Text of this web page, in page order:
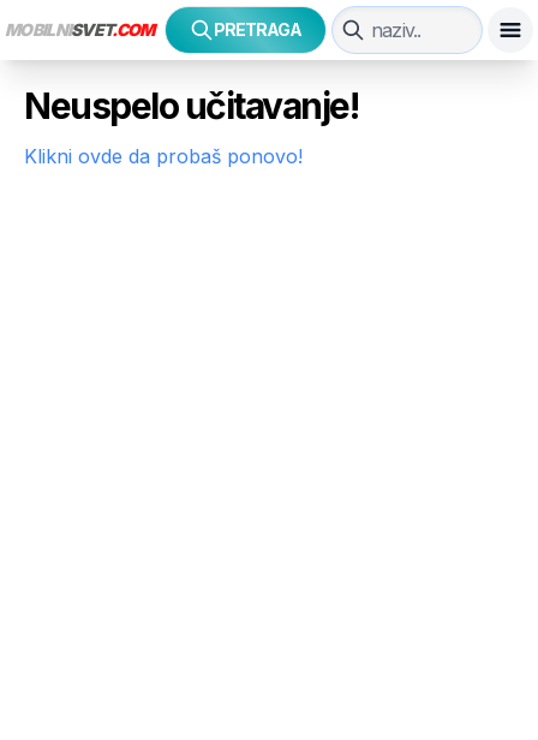
MOBILNISVET.COM PRETRAGA
Neuspelo učitavanje!
Klikni ovde da probaš ponovo!